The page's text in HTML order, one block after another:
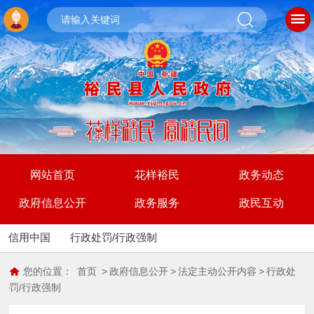
网站首页 花样裕民 政务动态
政府信息公开 政务服务 政民互动
信用中国 行政处罚/行政强制
您的位置： 首页 > 政府信息公开 > 法定主动公开内容 > 行政处
罚/行政强制